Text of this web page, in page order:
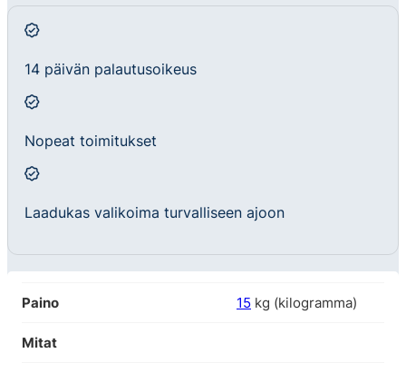
14 päivän palautusoikeus
Nopeat toimitukset
Laadukas valikoima turvalliseen ajoon
Paino 15 kg (kilogramma)
Mitat